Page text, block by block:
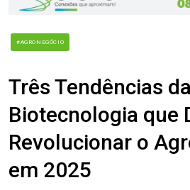
#AGRONEGÓCIO
Três Tendências da
Biotecnologia que
Revolucionar o
em 2025